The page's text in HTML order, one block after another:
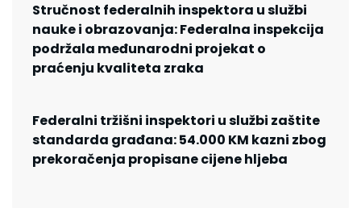
Stručnost federalnih inspektora u službi
nauke i obrazovanja: Federalna inspekcija
podržala međunarodni projekat o
praćenju kvaliteta zraka
Federalni tržišni inspektori u službi zaštite
standarda građana: 54.000 KM kazni zbog
prekoračenja propisane cijene hljeba